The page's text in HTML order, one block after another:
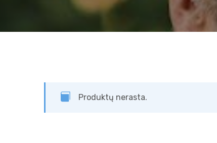
Produktų nerasta.